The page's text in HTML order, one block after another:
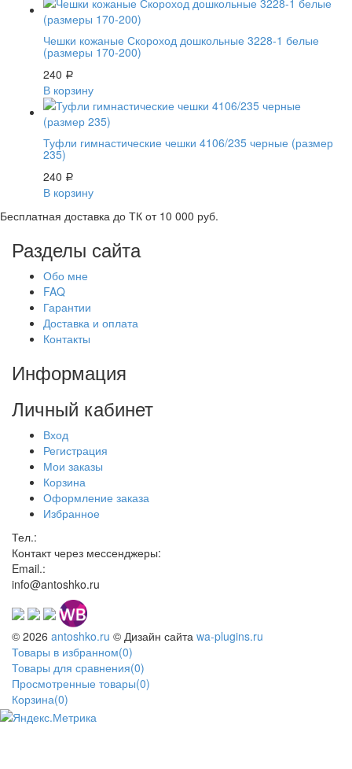
Чешки кожаные Скороход дошкольные 3228-1 белые
(размеры 170-200)
240 Р
В корзину
Туфли гимнастические чешки 4106/235 черные (размер
235)
240 Р
В корзину
Бесплатная доставка до ТК от 10 000 руб.
Разделы сайта
Обо мне
FAQ
Гарантии
Доставка и оплата
Контакты
Информация
Личный кабинет
Вход
Регистрация
Мои заказы
Корзина
Оформление заказа
Избранное
Тел.:
Контакт через мессенджеры:
Email.:
info@antoshko.ru
© 2026 antoshko.ru © Дизайн сайта wa-plugins.ru
Товары в избранном(0)
Товары для сравнения(0)
Просмотренные товары(0)
Корзина(0)